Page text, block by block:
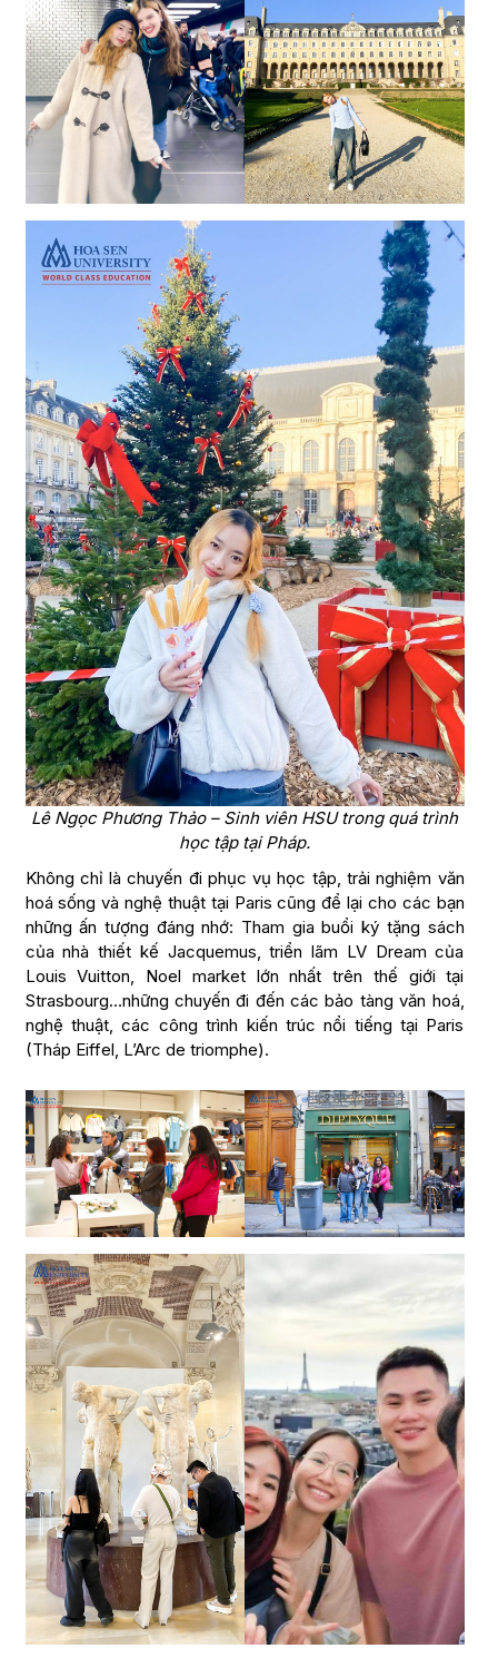
Lê Ngọc Phương Thảo – Sinh viên HSU trong quá trình
học tập tại Pháp.
Không chỉ là chuyến đi phục vụ học tập, trải nghiệm văn
hoá sống và nghệ thuật tại Paris cũng để lại cho các bạn
những ấn tượng đáng nhớ: Tham gia buổi ký tặng sách
của nhà thiết kế Jacquemus, triển lãm LV Dream của
Louis Vuitton, Noel market lớn nhất trên thế giới tại
Strasbourg…những chuyến đi đến các bảo tàng văn hoá,
nghệ thuật, các công trình kiến trúc nổi tiếng tại Paris
(Tháp Eiffel, L’Arc de triomphe).